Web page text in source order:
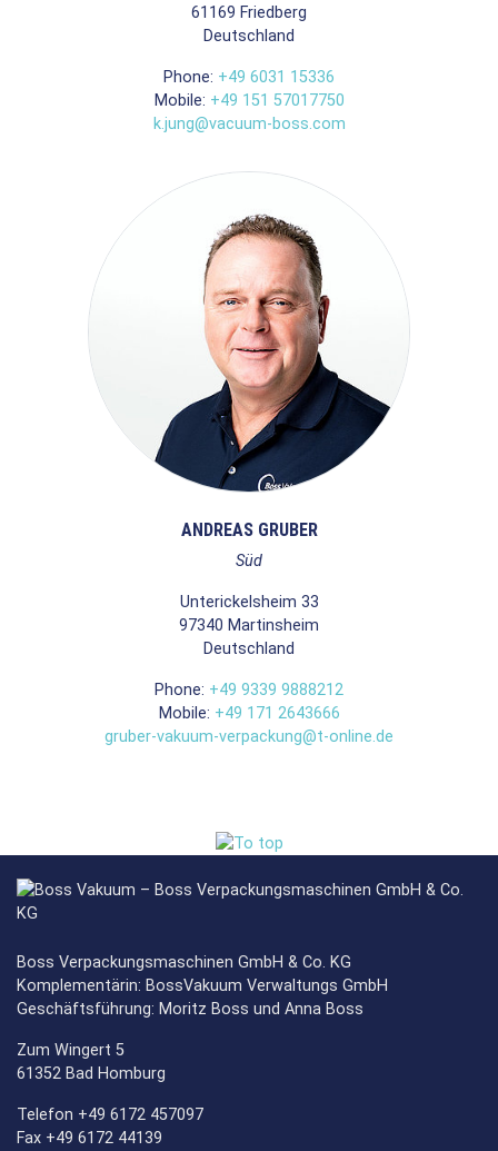
61169 Friedberg
Deutschland
Phone: +49 6031 15336
Mobile: +49 151 57017750
k.jung@vacuum-boss.com
ANDREAS GRUBER
Süd
Unterickelsheim 33
97340 Martinsheim
Deutschland
Phone: +49 9339 9888212
Mobile: +49 171 2643666
gruber-vakuum-verpackung@t-online.de
Boss Verpackungsmaschinen GmbH & Co. KG
Komplementärin: BossVakuum Verwaltungs GmbH
Geschäftsführung: Moritz Boss und Anna Boss
Zum Wingert 5
61352 Bad Homburg
Telefon +49 6172 457097
Fax +49 6172 44139